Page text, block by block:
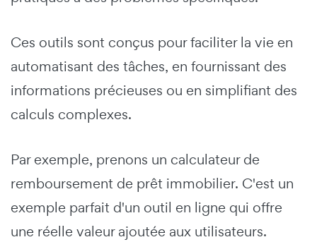
Ces outils sont conçus pour faciliter la vie en
automatisant des tâches, en fournissant des
informations précieuses ou en simplifiant des
calculs complexes.
Par exemple, prenons un calculateur de
remboursement de prêt immobilier. C'est un
exemple parfait d'un outil en ligne qui offre
une réelle valeur ajoutée aux utilisateurs.